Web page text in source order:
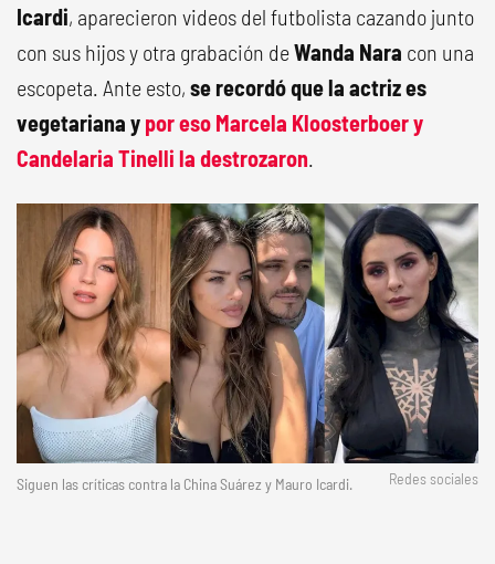
Icardi, aparecieron videos del futbolista cazando junto
con sus hijos y otra grabación deWanda Nara con una
escopeta. Ante esto, se recordó que la actriz es
vegetariana y por eso Marcela Kloosterboer y
Candelaria Tinelli la destrozaron.
Siguen las críticas contra la China Suárez y Mauro Icardi. Redes sociales